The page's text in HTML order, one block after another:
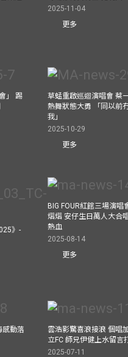
2025-11-04
更多
」 踢
草蜢重啟巡迴演唱會 蔡
熱舞狀態大勇 「同以前
我」
2025-10-29
更多
》-
BIG FOUR紅館三場演
熠熠 安仔生日萬人大合
熱血
2025-08-14
更多
感動落
雲浩影驚喜浪接浪 個唱
立FC 師兄伊健上水留言
2025-07-11